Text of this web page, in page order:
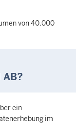
von 40.000
AB?
ein
im